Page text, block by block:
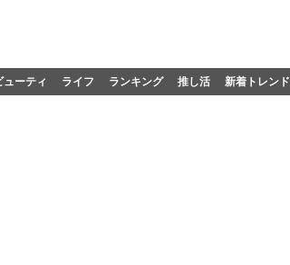
ューティ ライフ ランキング 推し活 新着トレンド